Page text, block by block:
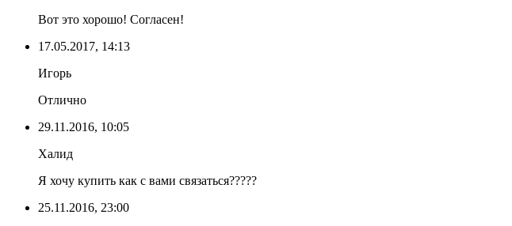
Вот это хорошо! Согласен!
17.05.2017, 14:13
Игорь
Отлично
29.11.2016, 10:05
Халид
Я хочу купить как с вами связаться?????
25.11.2016, 23:00